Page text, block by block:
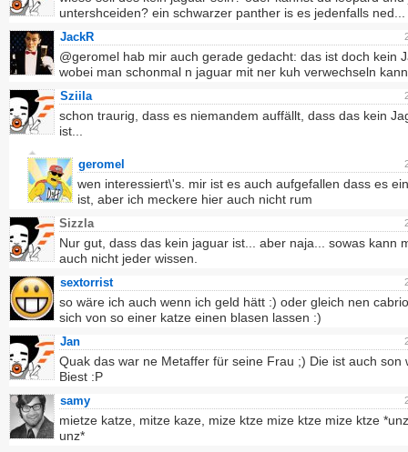
untershceiden? ein schwarzer panther is es jedenfalls ned...
JackR
@geromel hab mir auch gerade gedacht: das ist doch kein
wobei man schonmal n jaguar mit ner kuh verwechseln
Sziila
schon traurig, dass es niemandem auffällt, dass das kein
ist...
geromel
wen interessiert\'s. mir ist es auch aufgefallen dass es
ist, aber ich meckere hier auch nicht rum
Sizzla
Nur gut, dass das kein jaguar ist... aber naja... sowas kann
auch nicht jeder wissen.
sextorrist
so wäre ich auch wenn ich geld hätt :) oder gleich nen
sich von so einer katze einen blasen lassen :)
Jan
Quak das war ne Metaffer für seine Frau ;) Die ist auch son
Biest :P
samy
mietze katze, mitze kaze, mize ktze mize ktze mize ktze
unz*